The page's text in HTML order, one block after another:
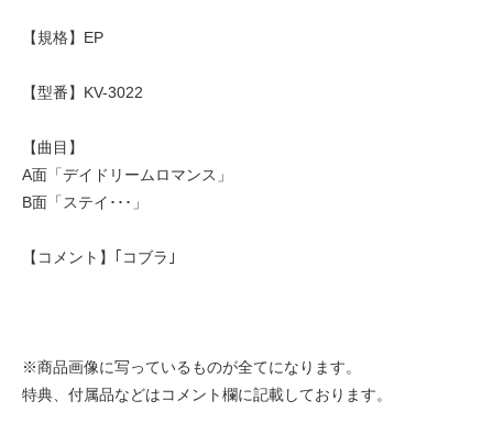
【規格】EP
【型番】KV-3022
【曲目】
A面「デイドリームロマンス」
B面「ステイ･･･」
【コメント】｢コブラ｣
※商品画像に写っているものが全てになります。
特典、付属品などはコメント欄に記載しております。